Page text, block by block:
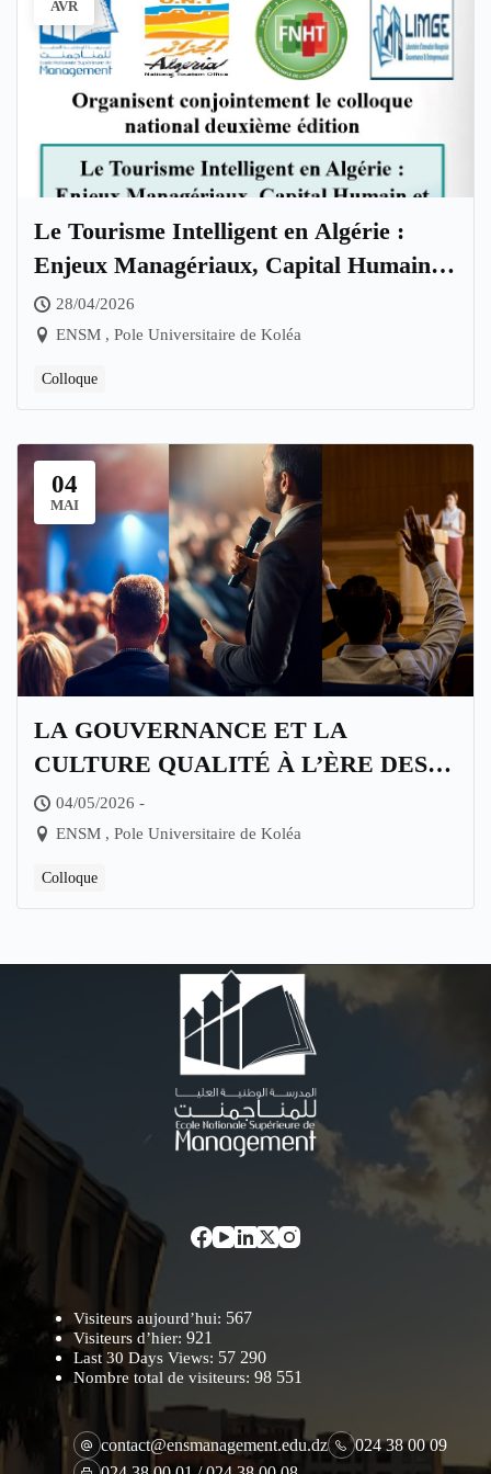
AVR
Le Tourisme Intelligent en Algérie :
Enjeux Managériaux, Capital Humain et
Perspectives de Développement
28/04/2026
ENSM , Pole Universitaire de Koléa
Colloque
04
MAI
LA GOUVERNANCE ET LA
CULTURE QUALITÉ À L’ÈRE DES
TRANSITIONS CONTEMPORAINES :
ENTRE CONFORMITÉ ET
INNOVATION
04/05/2026 -
ENSM , Pole Universitaire de Koléa
Colloque
Visiteurs aujourd’hui: 567
Visiteurs d’hier: 921
Last 30 Days Views: 57 290
Nombre total de visiteurs: 98 551
contact@ensmanagement.edu.dz
024 38 00 09